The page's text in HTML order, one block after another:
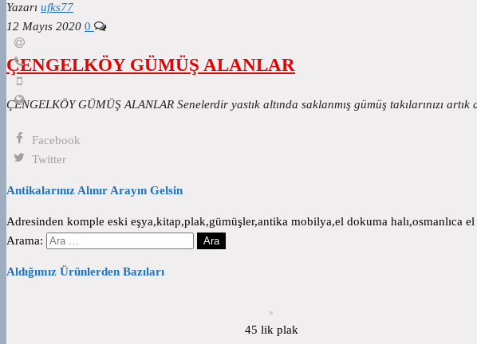
Yazarı ufks77
12 Mayıs 2020 0
ÇENGELKÖY GÜMÜŞ ALANLAR
ÇENGELKÖY GÜMÜŞ ALANLAR Senelerdir yastık altında saklanmış gümüş takılarınızı
Facebook
Twitter
Antikalarınız Alınır Arayın Gelsin
Adresinden komple eski eşya,kitap,plak,gümüşler,antika mobilya,el dokuma
Arama:
Aldığımız Ürünlerden Bazıları
45 lik plak